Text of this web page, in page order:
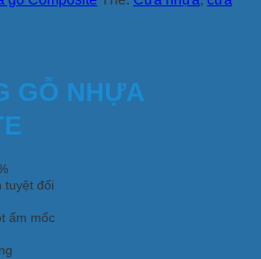
GỖ NHỰA
tuyệt đối
ẩm mốc